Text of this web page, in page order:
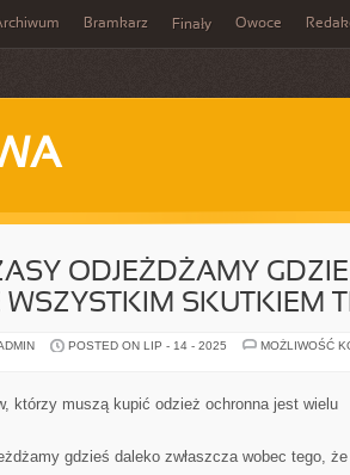
Bramkarz Finały Owoce
ODJEŻDŻAMY
WSZYSTKIM SKUTKIEM
POSTED ON LIP - 14 - 2025
MOŻLIWOŚĆ
którzy muszą kupić odzież ochronna jest wielu
gdzieś daleko zwłaszcza wobec tego,